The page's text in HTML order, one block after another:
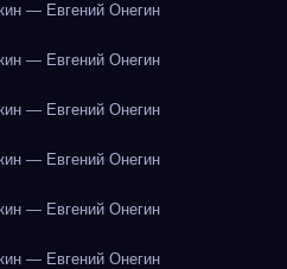
— Евгений Онегин
— Евгений Онегин
— Евгений Онегин
— Евгений Онегин
— Евгений Онегин
— Евгений Онегин